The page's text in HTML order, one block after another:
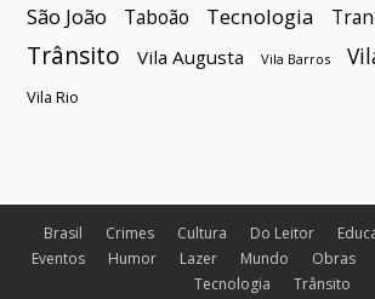
São João Taboão Tecnologia
Trânsito Vila Augusta Vila Barros
Vila Rio
Brasil Crimes Cultura Do Leitor
Eventos
Humor Lazer Mundo Obras
Tecnologia
Trânsito